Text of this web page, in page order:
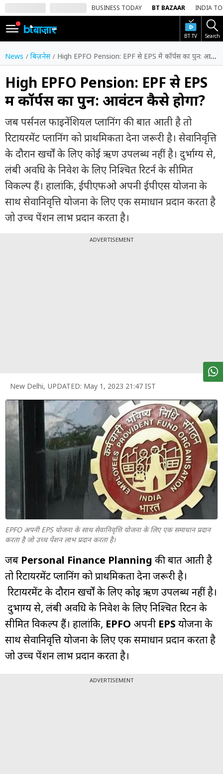
BUSINESS TODAY BT BAZAAR INDIA
BT TV Search
SIGN
IN
Dark
Mode
होम
शेयर
बाज़ार
वीडियो
ट्रेंडिंग
बिजनेस
न्यूज
बिजनेस
वीडियो
म्यूचुअल
News बिज़नेस High EPFO Pension: EPF से EPS में कॉर्पस का पुन: आवंटन कैसे होगा?
High EPFO Pension: EPF से EPS
में कॉर्पस का पुन: आवंटन कैसे होगा?
जब पर्सनल फाइनेंशियल प्लानिंग की बात आती है तो
रिटायरमेंट प्लानिंग को प्राथमिकता देना जरूरी है। सेवानिवृत्ति
के दौरान खर्चों के लिए कोई ऋण उपलब्ध नहीं है। दुर्भाग्य से,
लंबी अवधि के निवेश के लिए निश्चित रिटर्न के सीमित
विकल्प हैं। हालांकि, ईपीएफओ अपनी ईपीएस योजना के
साथ सेवानिवृत्ति योजना के लिए एक समाधान प्रदान करता है
जो उच्च पेंशन लाभ प्रदान करता है।
ADVERTISEMENT
New Delhi, UPDATED: May 1, 2023 21:47 IST
EPFO अपनी EPS योजना के साथ सेवानिवृत्ति योजना के लिए एक समाधान प्रदान
करता है जो उच्च पेंशन लाभ प्रदान करता है।
जब Personal Finance Planning की बात आती है
तो रिटायरमेंट प्लानिंग को प्राथमिकता देना जरूरी है।
रिटायरमेंट के दौरान खर्चों के लिए कोई ऋण उपलब्ध नहीं है।
दुर्भाग्य से, लंबी अवधि के निवेश के लिए निश्चित रिटर्न के
सीमित विकल्प हैं। हालांकि, EPFO अपनी EPS योजना के
साथ सेवानिवृत्ति योजना के लिए एक समाधान प्रदान करता है
जो उच्च पेंशन लाभ प्रदान करता है।
ADVERTISEMENT